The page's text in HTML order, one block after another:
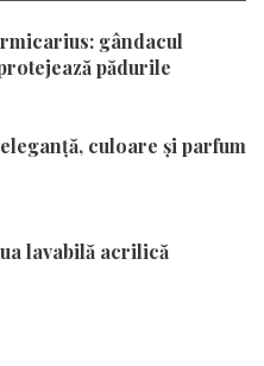
gândacul
pădurile
culoare și parfum
lavabilă acrilică